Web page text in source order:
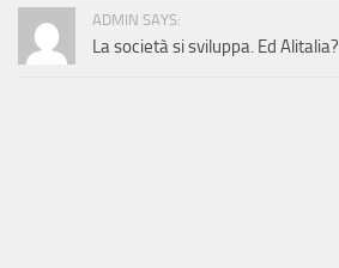
ADMIN SAYS:
La società si sviluppa. Ed Alitalia?